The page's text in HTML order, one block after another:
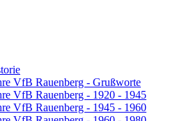
VfB Rauenberg - Grußworte
VfB Rauenberg - 1920 - 1945
VfB Rauenberg - 1945 - 1960